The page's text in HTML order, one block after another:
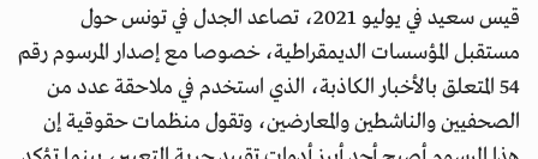
قيس سعيد في يوليو 2021، تصاعد الجدل في تونس حول
مستقبل المؤسسات الديمقراطية، خصوصا مع إصدار المرسوم رقم
54 المتعلق بالأخبار الكاذبة، الذي استخدم في ملاحقة عدد من
الصحفيين والناشطين والمعارضين، وتقول منظمات حقوقية إن